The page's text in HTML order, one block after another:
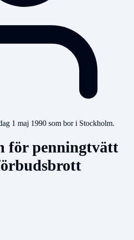
1 maj 1990 som bor i Stockholm.
för penningtvätt